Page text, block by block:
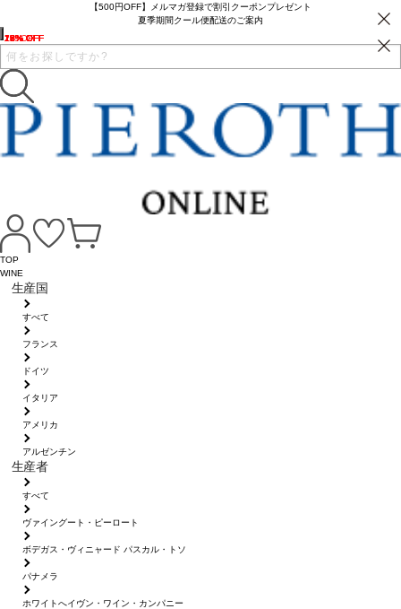
【500円OFF】メルマガ登録で割引クーポンプレゼント
夏季期間クール便配送のご案内
TOP
WINE
生産国
すべて
フランス
ドイツ
イタリア
アメリカ
アルゼンチン
生産者
すべて
ヴァイングート・ピーロート
ボデガス・ヴィニャード パスカル・トソ
パナメラ
ホワイトへイヴン・ワイン・カンパニー
22% OFF
16% OFF
13% OFF
13% OFF
13% OFF
16% OFF
16% OFF
15% OFF
7% OFF
17% OFF
17% OFF